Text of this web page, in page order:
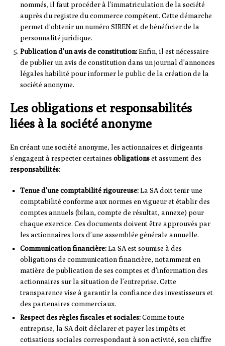
nommés, il faut procéder à l’immatriculation de la société
auprès du registre du commerce compétent. Cette démarche
permet d’obtenir un numéro SIREN et de bénéficier de la
personnalité juridique.
Publication d’un avis de constitution:Enfin, il est nécessaire
de publier un avis de constitution dans un journal d’annonces
légales habilité pour informer le public de la création de la
société anonyme.
Les obligations et responsabilités
liées à la société anonyme
En créant une société anonyme, les actionnaires et dirigeants
s’engagent à respecter certaines obligationset assument des
responsabilités:
Tenue d’une comptabilité rigoureuse:La SA doit tenir une
comptabilité conforme aux normes en vigueur et établir des
comptes annuels (bilan, compte de résultat, annexe) pour
chaque exercice. Ces documents doivent être approuvés par
les actionnaires lors d’une assemblée générale annuelle.
Communication financière:La SA est soumise à des
obligations de communication financière, notamment en
matière de publication de ses comptes et d’information des
actionnaires sur la situation de l’entreprise. Cette
transparence vise à garantir la confiance des investisseurs et
des partenaires commerciaux.
Respect des règles fiscales et sociales:Comme toute
entreprise, la SA doit déclarer et payer les impôts et
cotisations sociales correspondant à son activité, son chiffre